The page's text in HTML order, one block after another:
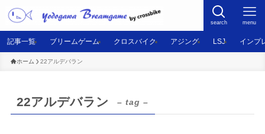
search menu
記事一覧 ブリームゲーム クロスバイク アジング LSJ インプ
ホーム 22アルデバラン
22アルデバラン – tag –